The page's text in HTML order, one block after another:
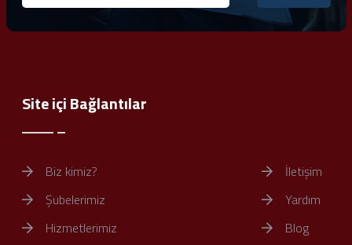
Site içi Bağlantılar
Biz kimiz?
Şubelerimiz
Hizmetlerimiz
İletişim
Yardım
Blog